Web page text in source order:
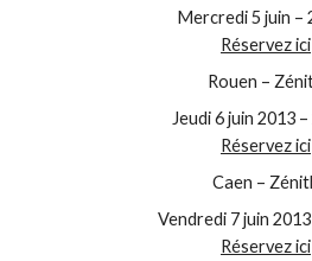
Mercredi 5 juin –
Réservez ici
Rouen –
Jeudi 6 juin 2013
Réservez ici
Caen –
Vendredi 7 juin
Réservez ici